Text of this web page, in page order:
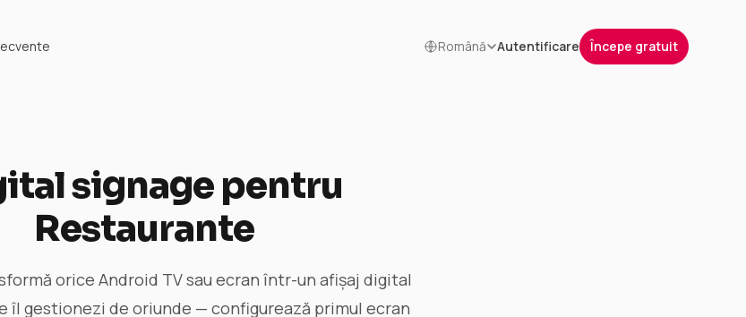
Română Autentificare Începe gratuit
signage pentru
Restaurante
orice Android TV sau ecran într-un afișaj digital
îl gestionezi de oriunde — configurează primul ecran